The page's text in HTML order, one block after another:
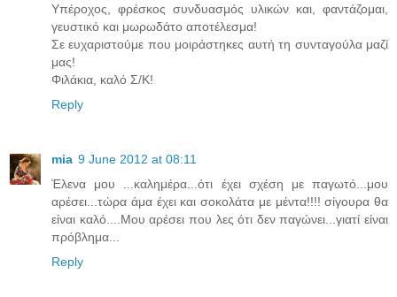
Υπέροχος, φρέσκος συνδυασμός υλικών και, φαντάζομαι,
γευστικό και μωρωδάτο αποτέλεσμα!
Σε ευχαριστούμε που μοιράστηκες αυτή τη συνταγούλα μαζί
μας!
Φιλάκια, καλό Σ/Κ!
Reply
mia 9 June 2012 at 08:11
Έλενα μου ...καλημέρα...ότι έχει σχέση με παγωτό...μου
αρέσει...τώρα άμα έχει και σοκολάτα με μέντα!!!! σίγουρα θα
είναι καλό....Μου αρέσει που λες ότι δεν παγώνει...γιατί είναι
πρόβλημα...
Reply